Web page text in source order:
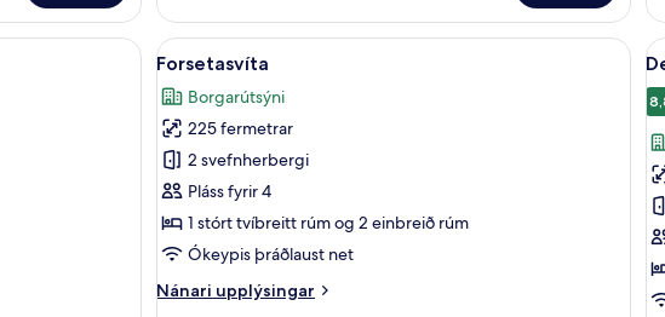
Beds)
(Deluxe
Room,
1
or
2
Single
Beds)
herbergi, skrifborð, myrkratjöld/-gardínur
Skoða
allar
myndir
fyrir
Forsetasvíta
Forsetasvíta | Stofa | LCD-sjónvarp
3
Forsetasvíta
Borgarútsýni
225 fermetrar
2 svefnherbergi
Pláss fyrir 4
1 stórt tvíbreitt rúm og 2 einbreið rúm
Ókeypis þráðlaust net
Nánari upplýsingar
Nánari